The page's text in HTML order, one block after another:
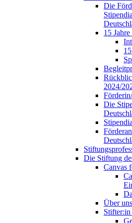
Die
15
2024/
Die
Die Stiftung
Canvas
Über uns
Stifter:in